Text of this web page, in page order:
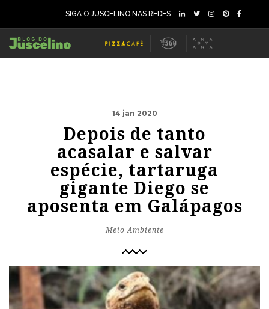
SIGA O JUSCELINO NAS REDES
14 jan 2020
Depois de tanto
acasalar e salvar
espécie, tartaruga
gigante Diego se
aposenta em Galápagos
Meio Ambiente